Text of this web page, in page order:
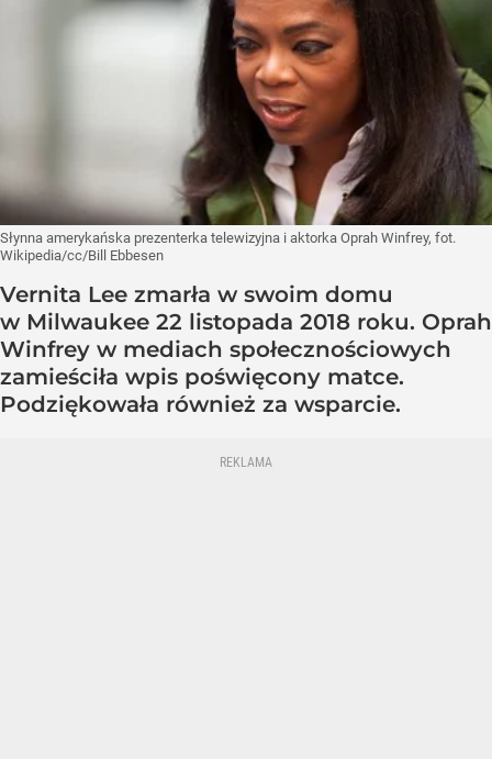
Słynna amerykańska prezenterka telewizyjna i aktorka Oprah Winfrey, fot.
Wikipedia/cc/Bill Ebbesen
Vernita Lee zmarła w swoim domu
w Milwaukee 22 listopada 2018 roku. Oprah
Winfrey w mediach społecznościowych
zamieściła wpis poświęcony matce.
Podziękowała również za wsparcie.